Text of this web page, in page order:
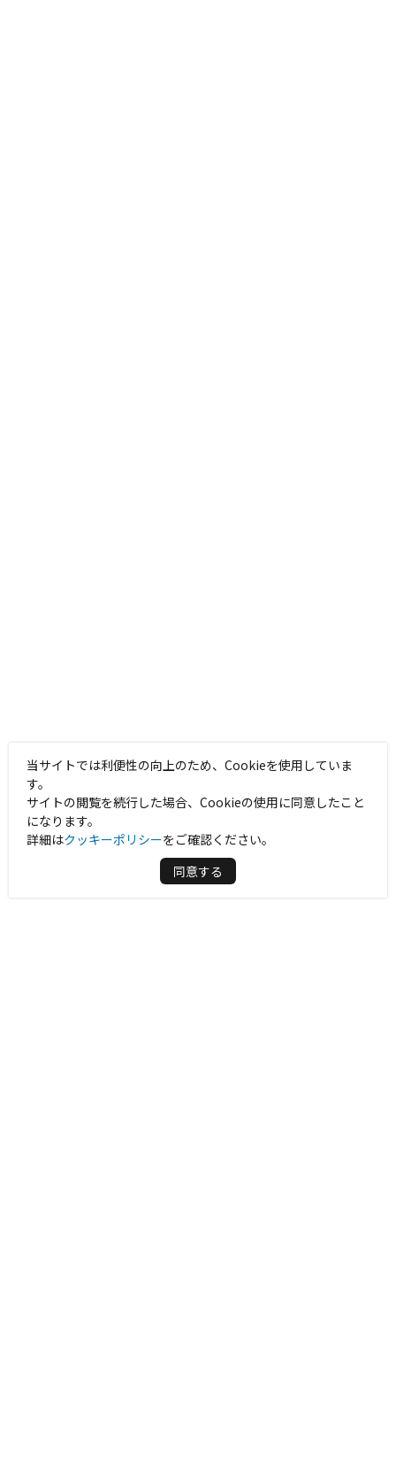
当サイトでは利便性の向上のため、Cookieを使用していま
す。
サイトの閲覧を続行した場合、Cookieの使用に同意したこと
になります。
詳細はクッキーポリシーをご確認ください。
同意する